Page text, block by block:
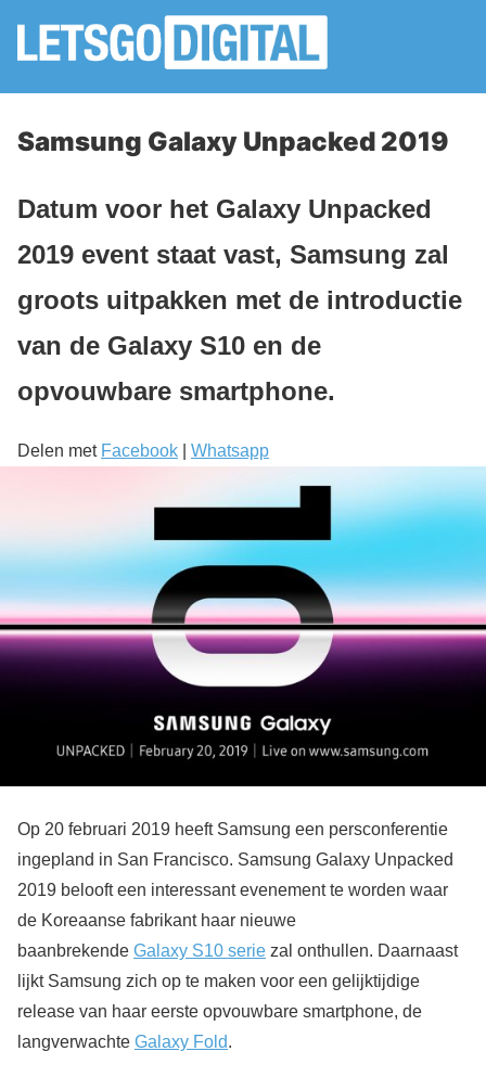
Samsung Galaxy Unpacked 2019
Datum voor het Galaxy Unpacked
2019 event staat vast, Samsung zal
groots uitpakken met de introductie
van de Galaxy S10 en de
opvouwbare smartphone.
Delen met Facebook Whatsapp
Op 20 februari 2019 heeft Samsung een persconferentie
ingepland in San Francisco. Samsung Galaxy Unpacked
2019 belooft een interessant evenement te worden waar
de Koreaanse fabrikant haar nieuwe
baanbrekende Galaxy S10 serie zal onthullen. Daarnaast
lijkt Samsung zich op te maken voor een gelijktijdige
release van haar eerste opvouwbare smartphone, de
langverwachte Galaxy Fold.